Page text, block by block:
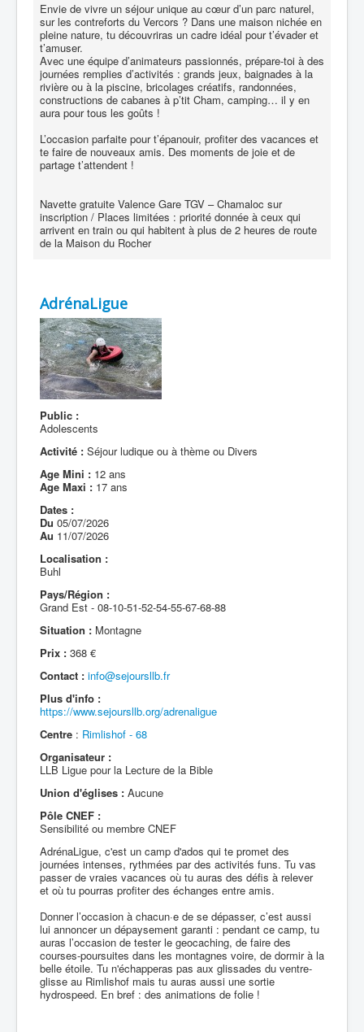
Envie de vivre un séjour unique au cœur d’un parc naturel,
sur les contreforts du Vercors ? Dans une maison nichée en
pleine nature, tu découvriras un cadre idéal pour t’évader et
t’amuser.
Avec une équipe d’animateurs passionnés, prépare-toi à des
journées remplies d’activités : grands jeux, baignades à la
rivière ou à la piscine, bricolages créatifs, randonnées,
constructions de cabanes à p’tit Cham, camping… il y en
aura pour tous les goûts !
L’occasion parfaite pour t’épanouir, profiter des vacances et
te faire de nouveaux amis. Des moments de joie et de
partage t’attendent !
Navette gratuite Valence Gare TGV – Chamaloc sur
inscription / Places limitées : priorité donnée à ceux qui
arrivent en train ou qui habitent à plus de 2 heures de route
de la Maison du Rocher
AdrénaLigue
Public :
Adolescents
Activité : Séjour ludique ou à thème ou Divers
Age Mini : 12 ans
Age Maxi : 17 ans
Dates :
Du 05/07/2026
Au 11/07/2026
Localisation :
Buhl
Pays/Région :
Grand Est - 08-10-51-52-54-55-67-68-88
Situation : Montagne
Prix : 368 €
Contact : info@sejoursllb.fr
Plus d'info :
https://www.sejoursllb.org/adrenaligue
Centre : Rimlishof - 68
Organisateur :
LLB Ligue pour la Lecture de la Bible
Union d'églises : Aucune
Pôle CNEF :
Sensibilité ou membre CNEF
AdrénaLigue, c'est un camp d'ados qui te promet des
journées intenses, rythmées par des activités funs. Tu vas
passer de vraies vacances où tu auras des défis à relever
et où tu pourras profiter des échanges entre amis.
Donner l’occasion à chacun·e de se dépasser, c’est aussi
lui annoncer un dépaysement garanti : pendant ce camp, tu
auras l’occasion de tester le geocaching, de faire des
courses-poursuites dans les montagnes voire, de dormir à la
belle étoile. Tu n'échapperas pas aux glissades du ventre-
glisse au Rimlishof mais tu auras aussi une sortie
hydrospeed. En bref : des animations de folie !